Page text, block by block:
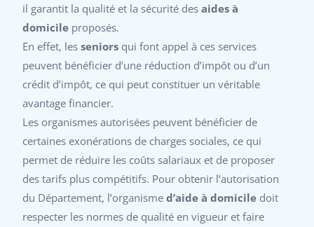
il garantit la qualité et la sécurité desaides à
domicile proposés.
En effet, lesseniors qui font appel à ces services
peuvent bénéficier d’une réduction d’impôt ou d’un
crédit d’impôt, ce qui peut constituer un véritable
avantage financier.
Les organismes autorisées peuvent bénéficier de
certaines exonérations de charges sociales, ce qui
permet de réduire les coûts salariaux et de proposer
des tarifs plus compétitifs. Pour obtenir l’autorisation
du Département, l’organismed’aide à domicile doit
respecter les normes de qualité en vigueur et faire